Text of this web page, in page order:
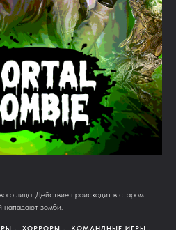
лица. Действие происходит в старом
нападают зомби.
ХОРРОРЫ
КОМАНДНЫЕ ИГРЫ